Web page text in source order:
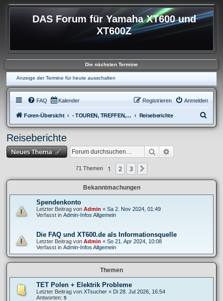
DAS Forum für Yamaha XT600 und
XT600Z
Die nächsten Termine
Anzeige der Termine für heute ausschalten
FAQ Kalender Anmelden
Registrieren
Foren-Übersicht - TOUREN, TREFFEN, REISEBERICHTE & REGIONALES Reiseberichte
u
Reiseberichte
Neues Thema Suche
71 Themen 1 2 3
Bekanntmachungen
Spendenkonto
Letzter Beitrag von Admin « Sa 2. Nov 2024, 01:49
Verfasst in Admin-Infos Allgemein
Die FAQ und XT600.de als Informationsquelle
Letzter Beitrag von Admin « So 21. Apr 2024, 10:08
Verfasst in Admin-Infos Allgemein
Themen
TET Polen + Elektrik Probleme
Letzter Beitrag von XTsucher « Di 28. Jul 2026, 16:54
Antworten: 5